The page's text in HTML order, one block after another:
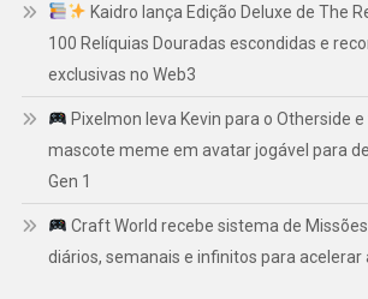
Kaidro lança Edição Deluxe de The
100 Relíquias Douradas escondidas e
exclusivas no Web3
Pixelmon leva Kevin para o Otherside
mascote meme em avatar jogável para
Gen 1
Craft World recebe sistema de
diários, semanais e infinitos para acelerar